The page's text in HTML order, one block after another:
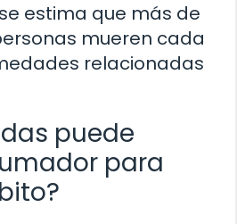
estima que más de
mueren cada
relacionadas
puede
para